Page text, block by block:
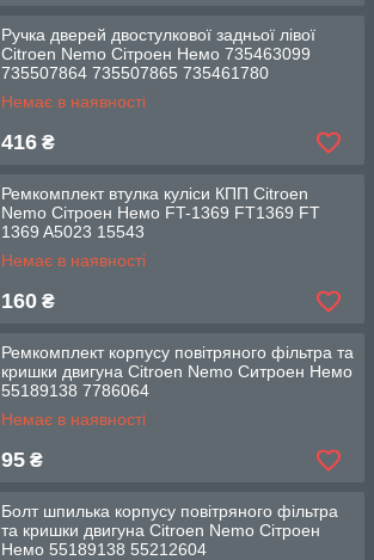
Ручка дверей двостулкової задньої лівої
Citroen Nemo Сітроен Немо 735463099
735507864 735507865 735461780
Немає в наявності
416 ₴
Ремкомплект втулка куліси КПП Citroen
Nemo Сітроен Немо FT-1369 FT1369 FT
1369 A5023 15543
Немає в наявності
160 ₴
Ремкомплект корпусу повітряного фільтра та
кришки двигуна Citroen Nemo Ситроен Немо
55189138 7786064
Немає в наявності
95 ₴
Болт шпилька корпусу повітряного фільтра
та кришки двигуна Citroen Nemo Сітроен
Немо 55189138 55212604